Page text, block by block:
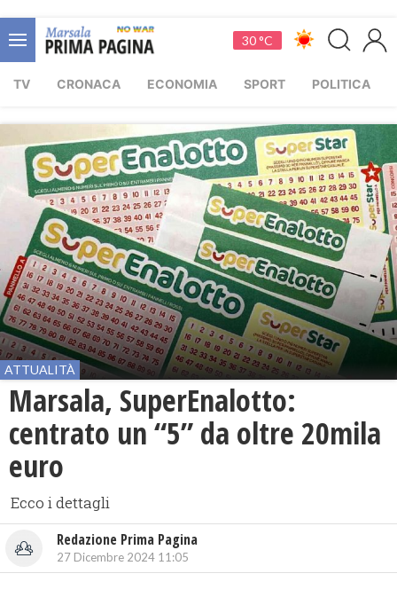
30 °C
TV CRONACA ECONOMIA SPORT POLITICA
ATTUALITÀ
Marsala, ​SuperEnalotto:
centrato un “5” da oltre 20mila
euro
Ecco i dettagli
Redazione Prima Pagina
27 Dicembre 2024 11:05